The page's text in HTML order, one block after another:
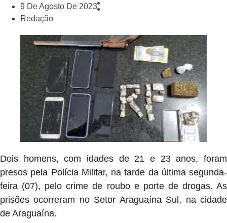
9 De Agosto De 2023
Redação
Dois homens, com idades de 21 e 23 anos, foram
presos pela Polícia Militar, na tarde da última segunda-
feira (07), pelo crime de roubo e porte de drogas. As
prisões ocorreram no Setor Araguaína Sul, na cidade
de Araguaína.